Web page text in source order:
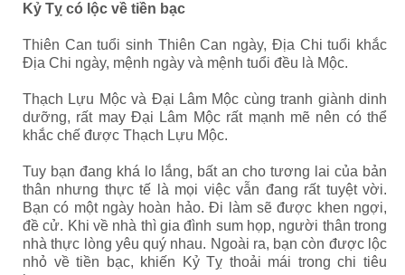
Kỷ Tỵ có lộc về tiền bạc
Thiên Can tuổi sinh Thiên Can ngày, Địa Chi tuổi khắc
Địa Chi ngày, mệnh ngày và mệnh tuổi đều là Mộc.
Thạch Lựu Mộc và Đại Lâm Mộc cùng tranh giành dinh
dưỡng, rất may Đại Lâm Mộc rất mạnh mẽ nên có thể
khắc chế được Thạch Lựu Mộc.
Tuy bạn đang khá lo lắng, bất an cho tương lai của bản
thân nhưng thực tế là mọi việc vẫn đang rất tuyệt vời.
Bạn có một ngày hoàn hảo. Đi làm sẽ được khen ngợi,
đề cử. Khi về nhà thì gia đình sum họp, người thân trong
nhà thực lòng yêu quý nhau. Ngoài ra, bạn còn được lộc
nhỏ về tiền bạc, khiến Kỷ Tỵ thoải mái trong chi tiêu